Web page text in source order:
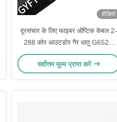
वीडियो
दूरसंचार के लिए फाइबर ऑप्टिक केबल 2-
288 कोर आउटडोर गैर धातु G652D
GYFTY
सर्वोत्तम मूल्य प्राप्त करें